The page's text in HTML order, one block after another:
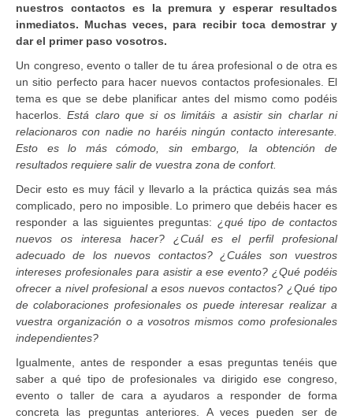
nuestros contactos es la premura y esperar resultados
inmediatos. Muchas veces, para recibir toca demostrar y
dar el primer paso vosotros.
Un congreso, evento o taller de tu área profesional o de otra es
un sitio perfecto para hacer nuevos contactos profesionales. El
tema es que se debe planificar antes del mismo como podéis
hacerlos.Está claro que si os limitáis a asistir sin charlar ni
relacionaros con nadie no haréis ningún contacto interesante.
Esto es lo más cómodo, sin embargo, la obtención de
resultados requiere salir de vuestra zona de confort.
Decir esto es muy fácil y llevarlo a la práctica quizás sea más
complicado, pero no imposible. Lo primero que debéis hacer es
responder a las siguientes preguntas: ¿qué tipo de contactos
nuevos os interesa hacer? ¿Cuál es el perfil profesional
adecuado de los nuevos contactos? ¿Cuáles son vuestros
intereses profesionales para asistir a ese evento? ¿Qué podéis
ofrecer a nivel profesional a esos nuevos contactos? ¿Qué tipo
de colaboraciones profesionales os puede interesar realizar a
vuestra organización o a vosotros mismos como profesionales
independientes?
Igualmente, antes de responder a esas preguntas tenéis que
saber a qué tipo de profesionales va dirigido ese congreso,
evento o taller de cara a ayudaros a responder de forma
concreta las preguntas anteriores. A veces pueden ser de